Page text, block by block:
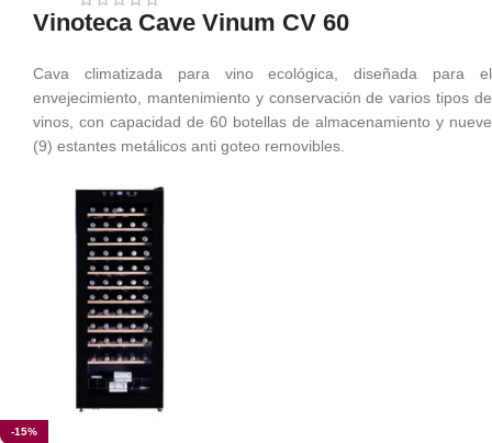
Vinoteca Cave Vinum CV 60
Cava climatizada para vino ecológica, diseñada para el
envejecimiento, mantenimiento y conservación de varios tipos de
vinos, con capacidad de 60 botellas de almacenamiento y nueve
(9) estantes metálicos anti goteo removibles.
-15%